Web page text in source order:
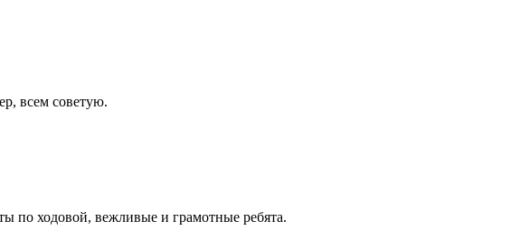
всем советую.
по ходовой, вежливые и грамотные ребята.